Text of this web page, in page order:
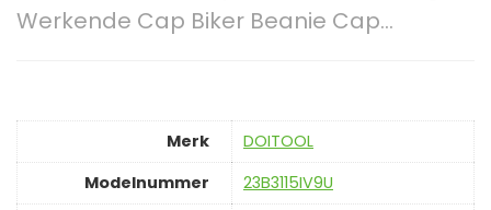
Werkende Cap Biker Beanie Cap…
Merk
‎DOITOOL
Modelnummer
‎23B3115IV9U